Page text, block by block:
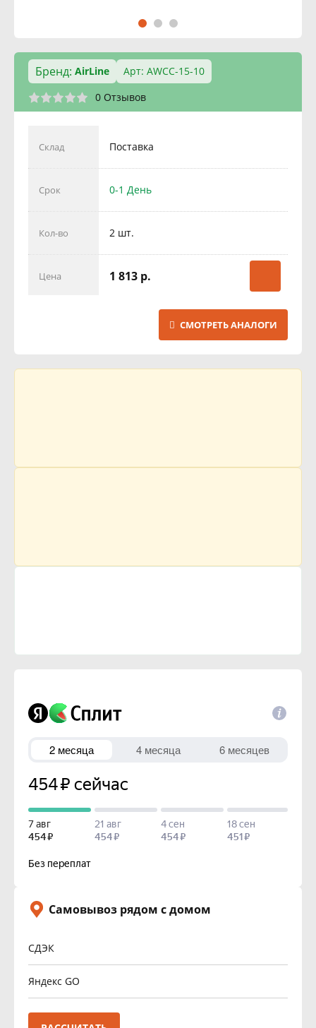
Бренд: AirLine
Арт: AWCC-15-10
0 Отзывов
Склад Поставка
Срок 0-1 День
Кол-во 2 шт.
Цена 1 813 р.
СМОТРЕТЬ АНАЛОГИ
Самовывоз рядом с домом
СДЭК
Яндекс GO